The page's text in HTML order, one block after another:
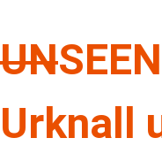
UN
Urknall